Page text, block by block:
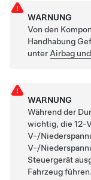
WARNUNG
Von den
Handhabung
unter Airbag
WARNUNG
Während der
wichtig, die 12-
V-/
V-/
Steuergerät
Fahrzeug führen.